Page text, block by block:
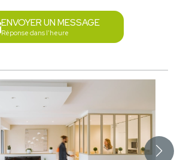
ENVOYER UN MESSAGE
Réponse dans l'heure